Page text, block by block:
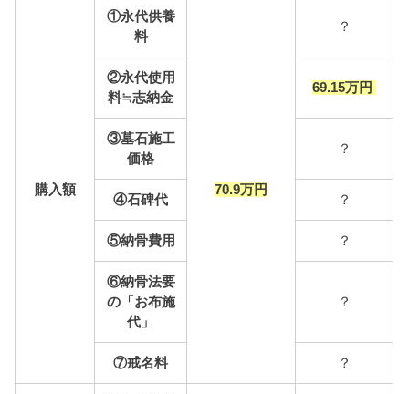
購入額
①永代供養
料
70.9万円
？
②永代使用
料≒志納金
69.15万円
③墓石施工
価格
？
④石碑代 ？
⑤納骨費用 ？
⑥納骨法要
の「お布施
代」
？
⑦戒名料 ？